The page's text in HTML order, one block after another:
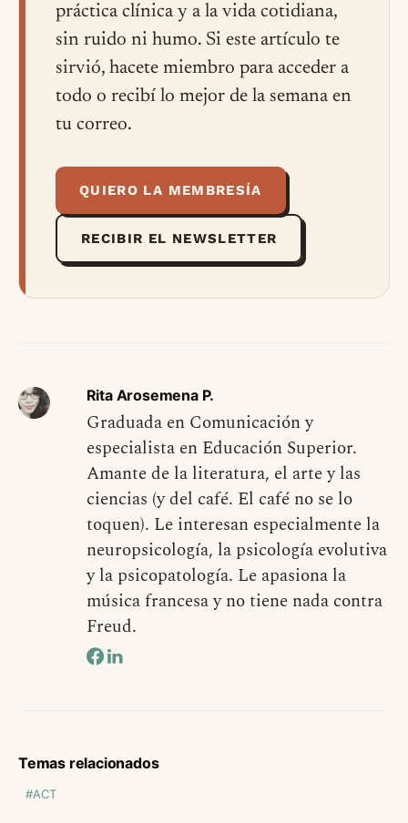
práctica clínica y a la vida cotidiana,
sin ruido ni humo. Si este artículo te
sirvió, hacete miembro para acceder a
todo o recibí lo mejor de la semana en
tu correo.
QUIERO LA MEMBRESÍA
RECIBIR EL NEWSLETTER
Rita Arosemena P.
Graduada en Comunicación y
especialista en Educación Superior.
Amante de la literatura, el arte y las
ciencias (y del café. El café no se lo
toquen). Le interesan especialmente la
neuropsicología, la psicología evolutiva
y la psicopatología. Le apasiona la
música francesa y no tiene nada contra
Freud.
Temas relacionados
ACT